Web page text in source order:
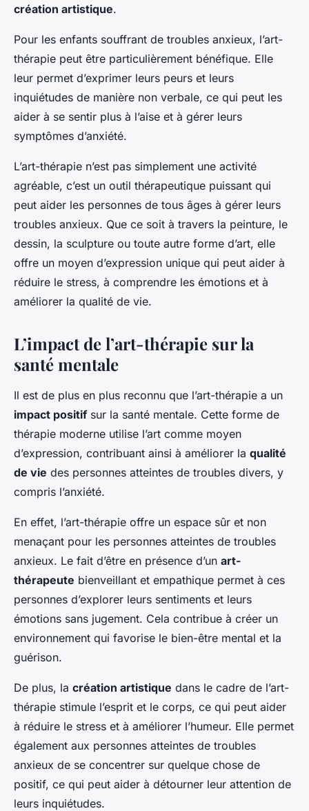
création artistique.
Pour les enfants souffrant de troubles anxieux, l’art-
thérapie peut être particulièrement bénéfique. Elle
leur permet d’exprimer leurs peurs et leurs
inquiétudes de manière non verbale, ce qui peut les
aider à se sentir plus à l’aise et à gérer leurs
symptômes d’anxiété.
L’art-thérapie n’est pas simplement une activité
agréable, c’est un outil thérapeutique puissant qui
peut aider les personnes de tous âges à gérer leurs
troubles anxieux. Que ce soit à travers la peinture, le
dessin, la sculpture ou toute autre forme d’art, elle
offre un moyen d’expression unique qui peut aider à
réduire le stress, à comprendre les émotions et à
améliorer la qualité de vie.
L’impact de l’art-thérapie sur la
santé mentale
Il est de plus en plus reconnu que l’art-thérapie a un
impact positifsur la santé mentale. Cette forme de
thérapie moderne utilise l’art comme moyen
d’expression, contribuant ainsi à améliorer la qualité
de vie des personnes atteintes de troubles divers, y
compris l’anxiété.
En effet, l’art-thérapie offre un espace sûr et non
menaçant pour les personnes atteintes de troubles
anxieux. Le fait d’être en présence d’un art-
thérapeute bienveillant et empathique permet à ces
personnes d’explorer leurs sentiments et leurs
émotions sans jugement. Cela contribue à créer un
environnement qui favorise le bien-être mental et la
guérison.
De plus, la création artistique dans le cadre de l’art-
thérapie stimule l’esprit et le corps, ce qui peut aider
à réduire le stress et à améliorer l’humeur. Elle permet
également aux personnes atteintes de troubles
anxieux de se concentrer sur quelque chose de
positif, ce qui peut aider à détourner leur attention de
leurs inquiétudes.